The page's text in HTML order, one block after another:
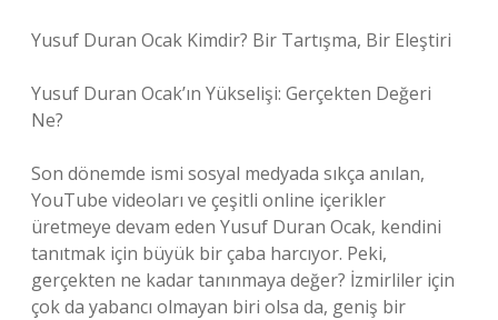
Yusuf Duran Ocak Kimdir? Bir Tartışma, Bir Eleştiri
Yusuf Duran Ocak’ın Yükselişi: Gerçekten Değeri
Ne?
Son dönemde ismi sosyal medyada sıkça anılan,
YouTube videoları ve çeşitli online içerikler
üretmeye devam eden Yusuf Duran Ocak, kendini
tanıtmak için büyük bir çaba harcıyor. Peki,
gerçekten ne kadar tanınmaya değer? İzmirliler için
çok da yabancı olmayan biri olsa da, geniş bir